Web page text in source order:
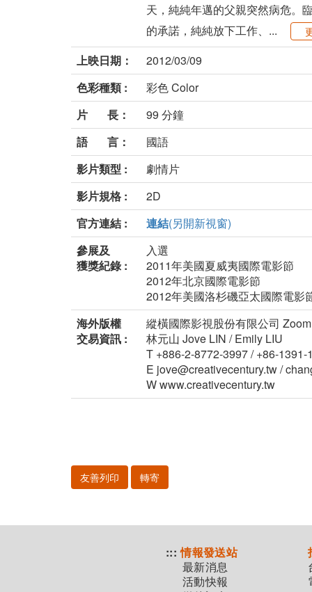
天，純純年邁的父親突然病危。
的承諾，純純放下工作、...
上映日期：
2012/03/09
色彩種類 :
彩色 Color
片 長：
99 分鐘
語 言：
國語
影片類型 :
劇情片
影片規格 :
2D
官方連結 :
連結(另開新視窗)
參展及
獲獎紀錄 :
入選
2011年美國夏威夷國際電影節
2012年北京國際電影節
2012年美國洛杉磯亞太國際電影
海外版權
交易資訊 :
縱橫國際影視股份有限公司
林元山 Jove LIN / Emily LIU
T +886-2-8772-3997 / +86-1391-
E jove@creativecentury.tw /
W www.creativecentury.tw
友善列印 轉寄
::: 情報發送站
最新消息
活動快報